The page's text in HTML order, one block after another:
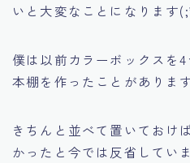
いと大変なことになります
僕は以前カラーボックスを
本棚を作ったことがあります
きちんと並べて置いておけ
かったと今では反省してい